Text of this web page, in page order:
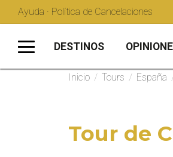
Ayuda · Política de Cancelaciones
DESTINOS
Inicio / Tours / España
Tour de